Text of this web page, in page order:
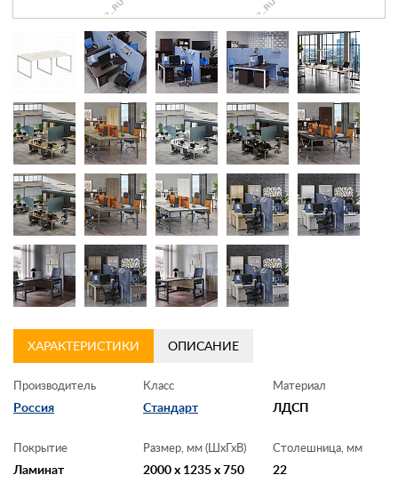
ХАРАКТЕРИСТИКИ ОПИСАНИЕ
Производитель
Россия
Класс
Стандарт
Материал
ЛДСП
Покрытие
Ламинат
Размер, мм (ШхГхВ)
2000 x 1235 x 750
Столешница, мм
22